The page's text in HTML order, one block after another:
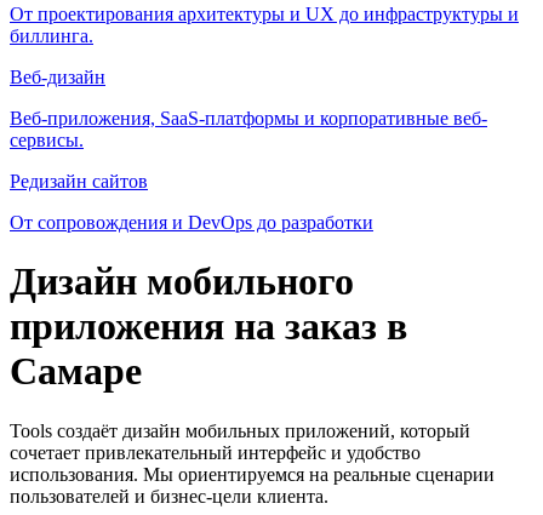
От проектирования архитектуры и UX до инфраструктуры и
биллинга.
Веб-дизайн
Веб-приложения, SaaS-платформы и корпоративные веб-
сервисы.
Редизайн сайтов
От сопровождения и DevOps до разработки
Дизайн мобильного
приложения на заказ в
Самаре
Tools создаёт дизайн мобильных приложений, который
сочетает привлекательный интерфейс и удобство
использования. Мы ориентируемся на реальные сценарии
пользователей и бизнес-цели клиента.